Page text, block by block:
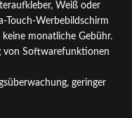
Weiß oder
Touch-Werbebildschirm
monatliche Gebühr.
von Softwarefunktionen
geringer